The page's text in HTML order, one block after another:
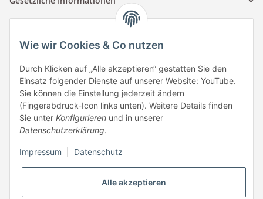
Tuccar GmbH
Raum A-123
Anton-Kux-Str.2
41460 Neuss
E-Mail: info @ megaphonic.de
Kundenservice
Mo - Fr 10:00 - 18:00
Mail: info @ megaphonic.de
Wie wir Cookies & Co nutzen
Durch Klicken auf „Alle akzeptieren“ gestatten Sie den
Einsatz folgender Dienste auf unserer Website: YouTube.
Sie können die Einstellung jederzeit ändern
(Fingerabdruck-Icon links unten). Weitere Details finden
Sie unter Konfigurieren und in unserer
Datenschutzerklärung.
Impressum Datenschutz
Alle akzeptieren